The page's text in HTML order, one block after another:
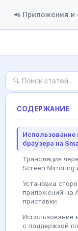
📲 Приложения и
СОДЕРЖАНИЕ
Использование
браузера на
Трансляция
Screen Mirroring
Установка
приложений на
приставки
Использование
с поддержкой